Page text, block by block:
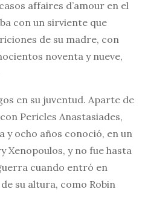
affaires d’amour en el
con un sirviente que
de su madre, con
noventa y nueve,
en su juventud. Aparte de
Pericles Anastasiades,
y ocho años conoció, en un
Xenopoulos, y no fue hasta
cuando entró en
su altura, como Robin